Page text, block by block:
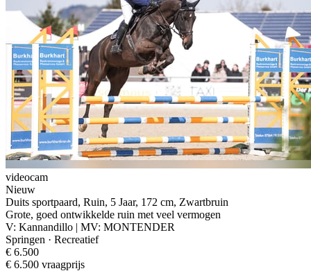
videocam
Nieuw
Duits sportpaard, Ruin, 5 Jaar, 172 cm, Zwartbruin
Grote, goed ontwikkelde ruin met veel vermogen
V: Kannandillo | MV: MONTENDER
Springen · Recreatief
€ 6.500
€ 6.500 vraagprijs